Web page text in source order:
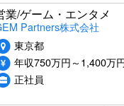
業/ゲーム・エンタメ
Partners株式会社
東京都
年収750万円～1,400万
正社員